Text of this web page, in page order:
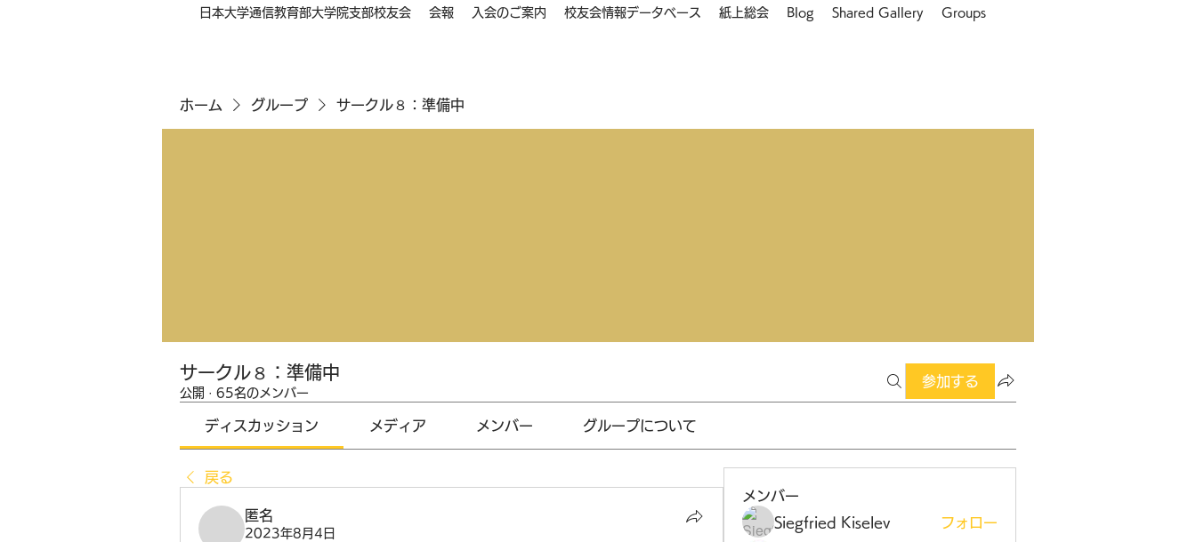
日本大学通信教育部大学院支部校友会 会報 入会のご案内 校友会情報データベース 紙上総会 Blog Shared Gallery Groups
ホーム グループ サークル８：準備中
サークル８：準備中
公開 · 65名のメンバー
参加する
ディスカッション メディア メンバー グループについて
戻る
匿名
2023年8月4日
メンバー
Siegfried Kiselev
フォロー